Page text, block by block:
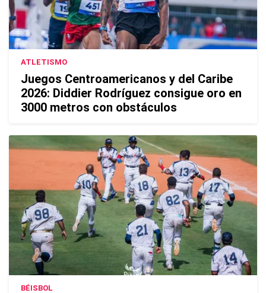
ATLETISMO
Juegos Centroamericanos y del Caribe
2026: Diddier Rodríguez consigue oro en
3000 metros con obstáculos
BÉISBOL